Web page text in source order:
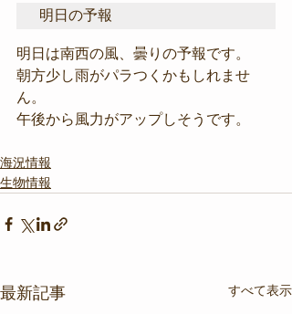
明日の予報
明日は南西の風、曇りの予報です。
朝方少し雨がパラつくかもしれませ
ん。
午後から風力がアップしそうです。
海況情報
生物情報
最新記事 すべて表示